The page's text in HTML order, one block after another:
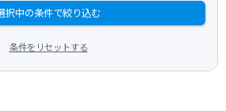
択中の条件で絞り込む
条件をリセットする